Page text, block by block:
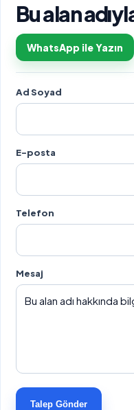
Bu alan
WhatsApp ile Yazın
Ad Soyad
E-posta
Telefon
Mesaj
Talep Gönder